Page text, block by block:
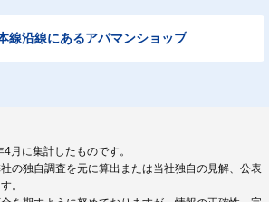
線沿線にあるアパマンショップ
月に集計したものです。
の独自調査を元に算出または当社独自の見解、公表
。